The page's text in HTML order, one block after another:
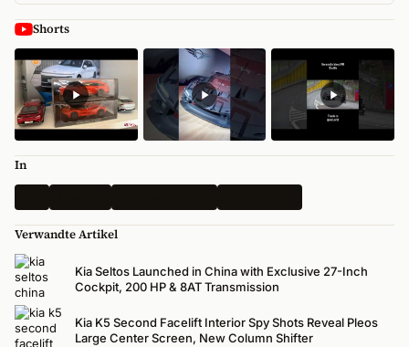
Shorts
In
Verwandte Artikel
Kia Seltos Launched in China with Exclusive 27-Inch
Cockpit, 200 HP & 8AT Transmission
Kia K5 Second Facelift Interior Spy Shots Reveal Pleos
Large Center Screen, New Column Shifter